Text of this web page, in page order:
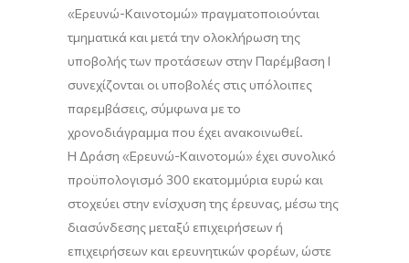
«Ερευνώ-Καινοτομώ» πραγματοποιούνται
τμηματικά και μετά την ολοκλήρωση της
υποβολής των προτάσεων στην Παρέμβαση Ι
συνεχίζονται οι υποβολές στις υπόλοιπες
παρεμβάσεις, σύμφωνα με το
χρονοδιάγραμμα που έχει ανακοινωθεί.
Η Δράση «Ερευνώ-Καινοτομώ» έχει συνολικό
προϋπολογισμό 300 εκατομμύρια ευρώ και
στοχεύει στην ενίσχυση της έρευνας, μέσω της
διασύνδεσης μεταξύ επιχειρήσεων ή
επιχειρήσεων και ερευνητικών φορέων, ώστε